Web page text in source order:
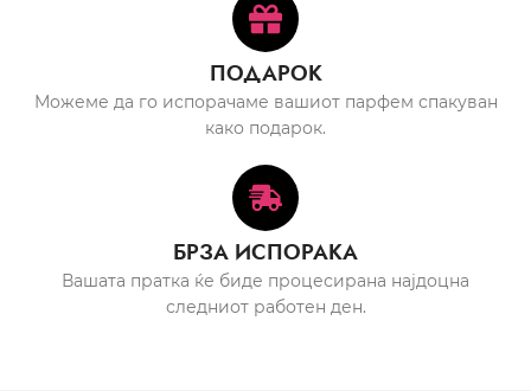
ПОДАРОК
Можеме да го испорачаме вашиот парфем спакуван
како подарок.
БРЗА ИСПОРАКА
Вашата пратка ќе биде процесирана најдоцна
следниот работен ден.